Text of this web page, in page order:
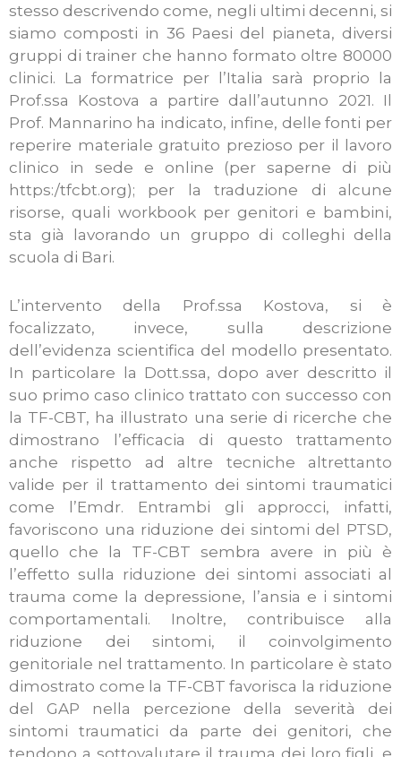
stesso descrivendo come, negli ultimi decenni, si
siamo composti in 36 Paesi del pianeta, diversi
gruppi di trainer che hanno formato oltre 80000
clinici. La formatrice per l’Italia sarà proprio la
Prof.ssa Kostova a partire dall’autunno 2021. Il
Prof. Mannarino ha indicato, infine, delle fonti per
reperire materiale gratuito prezioso per il lavoro
clinico in sede e online (per saperne di più
https:/tfcbt.org); per la traduzione di alcune
risorse, quali workbook per genitori e bambini,
sta già lavorando un gruppo di colleghi della
scuola di Bari.
L’intervento della Prof.ssa Kostova, si è
focalizzato, invece, sulla descrizione
dell’evidenza scientifica del modello presentato.
In particolare la Dott.ssa, dopo aver descritto il
suo primo caso clinico trattato con successo con
la TF-CBT, ha illustrato una serie di ricerche che
dimostrano l’efficacia di questo trattamento
anche rispetto ad altre tecniche altrettanto
valide per il trattamento dei sintomi traumatici
come l’Emdr. Entrambi gli approcci, infatti,
favoriscono una riduzione dei sintomi del PTSD,
quello che la TF-CBT sembra avere in più è
l’effetto sulla riduzione dei sintomi associati al
trauma come la depressione, l’ansia e i sintomi
comportamentali. Inoltre, contribuisce alla
riduzione dei sintomi, il coinvolgimento
genitoriale nel trattamento. In particolare è stato
dimostrato come la TF-CBT favorisca la riduzione
del GAP nella percezione della severità dei
sintomi traumatici da parte dei genitori, che